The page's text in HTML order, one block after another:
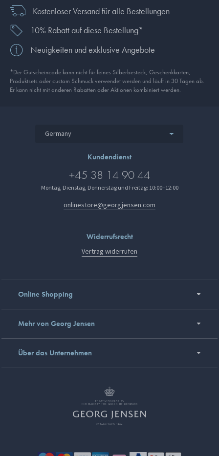
Kostenloser Versand für alle Bestellungen
10% Rabatt auf diese Bestellung*
Neuigkeiten und exklusive Angebote
*Der Gutscheincode kann nicht für feines Silberbesteck, Geschenkkarten,
Produkt­sets oder custom Schmuck verwendet werden und läuft in 30 Tagen ab.
Er kann nicht mit anderen Rabatten oder Aktionen kombiniert werden.
Germany
Kundendienst
+45 38 14 90 44
Montag, Dienstag, Donnerstag und Freitag: 10:00–12:00
onlinestore@georgjensen.com
Widerrufsrecht
Vertrag widerrufen
Online Shopping
Mehr von Georg Jensen
Über das Unternehmen